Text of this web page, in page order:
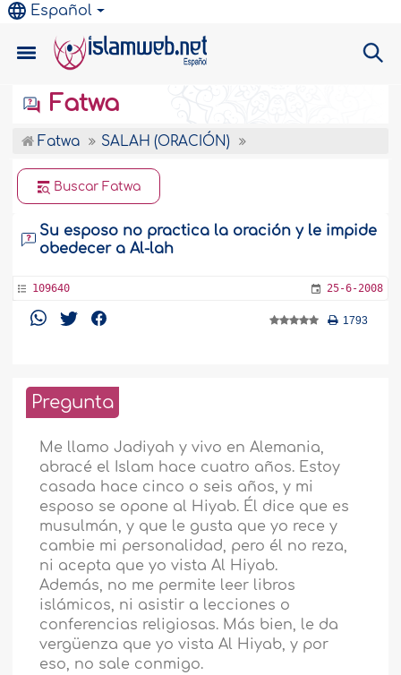
Español
Fatwa
Fatwa SALAH (ORACIÓN)
Buscar Fatwa
Su esposo no practica la oración y le impide
obedecer a Al-lah
109640 25-6-2008
1793
Pregunta
Me llamo Jadiyah y vivo en Alemania,
abracé el Islam hace cuatro años. Estoy
casada hace cinco o seis años, y mi
esposo se opone al Hiyab. Él dice que es
musulmán, y que le gusta que yo rece y
cambie mi personalidad, pero él no reza,
ni acepta que yo vista Al Hiyab.
Además, no me permite leer libros
islámicos, ni asistir a lecciones o
conferencias religiosas. Más bien, le da
vergüenza que yo vista Al Hiyab, y por
eso, no sale conmigo.